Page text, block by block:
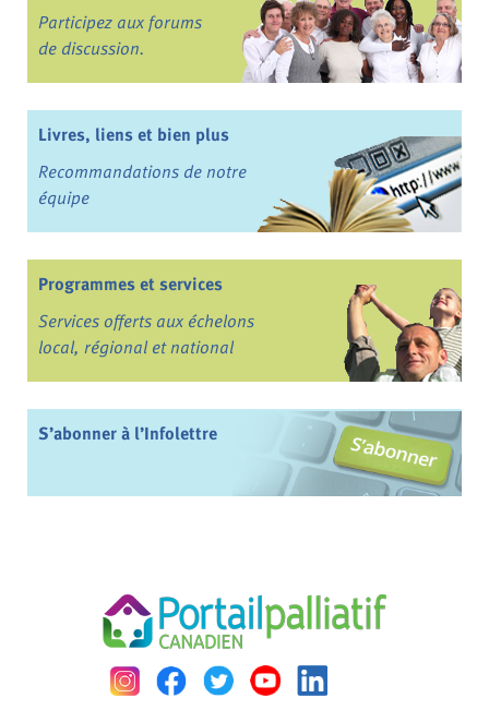
Participez aux forums
de discussion.
Livres, liens et bien plus
Recommandations de notre
équipe
Programmes et services
Services offerts aux échelons
local, régional et national
S’abonner à l’Infolettre